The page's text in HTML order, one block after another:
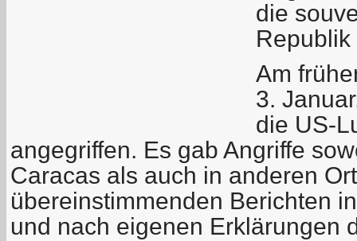
die
Am
3.
die US-
angegriffen. Es gab Angriffe
Caracas als auch in anderen
übereinstimmenden Berichten
und nach eigenen Erklärungen